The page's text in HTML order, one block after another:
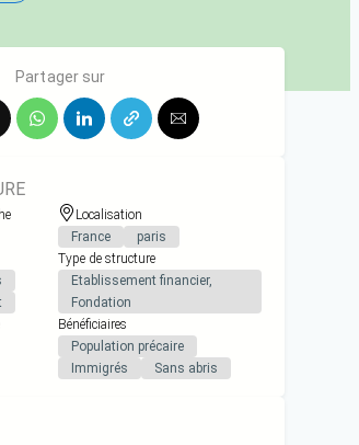
Partager sur
Localisation
France
paris
Type de structure
Etablissement financier,
Fondation
Bénéficiaires
Population précaire
Immigrés
Sans abris